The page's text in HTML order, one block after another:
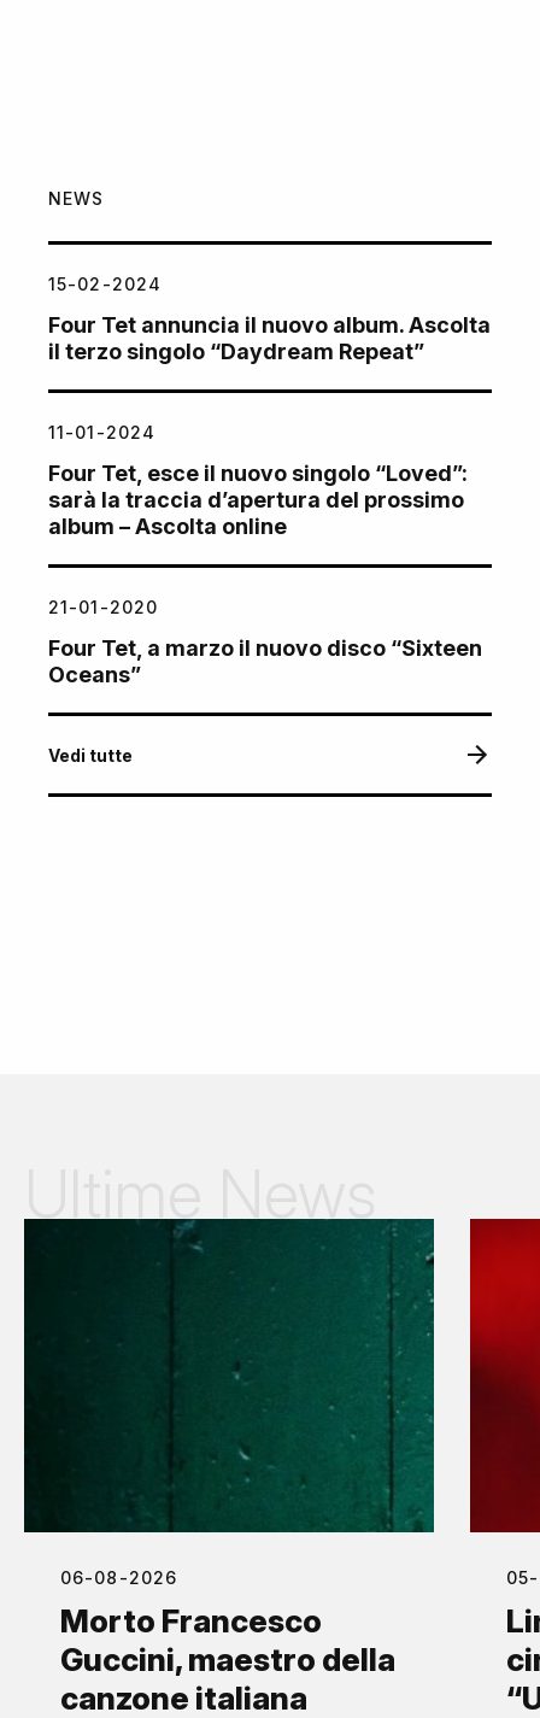
NEWS
15-02-2024
Four Tet annuncia il nuovo album. Ascolta
il terzo singolo “Daydream Repeat”
11-01-2024
Four Tet, esce il nuovo singolo “Loved”:
sarà la traccia d’apertura del prossimo
album – Ascolta online
21-01-2020
Four Tet, a marzo il nuovo disco “Sixteen
Oceans”
Vedi tutte
06-08-2026
Morto Francesco
Guccini, maestro della
canzone italiana